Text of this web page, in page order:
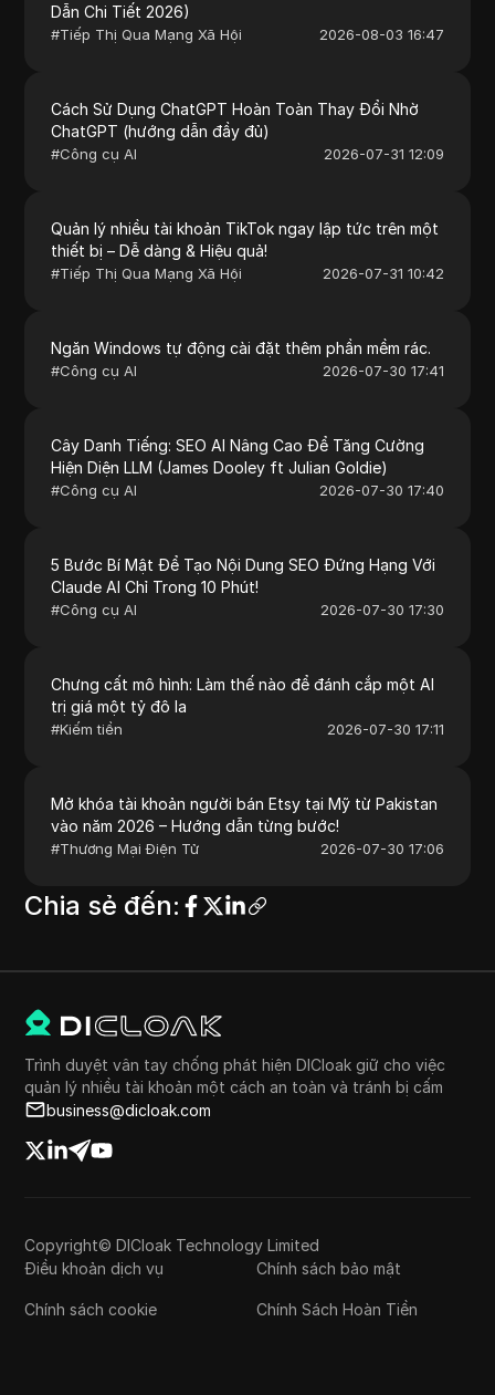
Dẫn Chi Tiết 2026)
#Tiếp Thị Qua Mạng Xã Hội 2026-08-03 16:47
Cách Sử Dụng ChatGPT Hoàn Toàn Thay Đổi Nhờ
ChatGPT (hướng dẫn đầy đủ)
#Công cụ AI 2026-07-31 12:09
Quản lý nhiều tài khoản TikTok ngay lập tức trên một
thiết bị – Dễ dàng & Hiệu quả!
#Tiếp Thị Qua Mạng Xã Hội 2026-07-31 10:42
Ngăn Windows tự động cài đặt thêm phần mềm rác.
#Công cụ AI 2026-07-30 17:41
Cây Danh Tiếng: SEO AI Nâng Cao Để Tăng Cường
Hiện Diện LLM (James Dooley ft Julian Goldie)
#Công cụ AI 2026-07-30 17:40
5 Bước Bí Mật Để Tạo Nội Dung SEO Đứng Hạng Với
Claude AI Chỉ Trong 10 Phút!
#Công cụ AI 2026-07-30 17:30
Chưng cất mô hình: Làm thế nào để đánh cắp một AI
trị giá một tỷ đô la
#Kiếm tiền 2026-07-30 17:11
Mở khóa tài khoản người bán Etsy tại Mỹ từ Pakistan
vào năm 2026 – Hướng dẫn từng bước!
#Thương Mại Điện Tử 2026-07-30 17:06
Chia sẻ đến:
Trình duyệt vân tay chống phát hiện DICloak giữ cho việc
quản lý nhiều tài khoản một cách an toàn và tránh bị cấm
business@dicloak.com
Copyright© DICloak Technology Limited
Điều khoản dịch vụ
Chính sách bảo mật
Chính sách cookie Chính Sách Hoàn Tiền